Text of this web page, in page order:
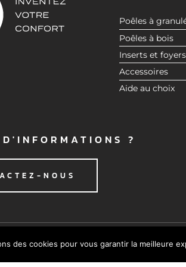
n
t
e
Poêles à
Poêles à bois
Inserts et foyers
Accessoires
Aide au choix
?
NOUS
des cookies pour vous garantir la meilleure